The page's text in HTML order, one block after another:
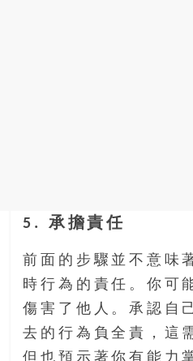
5. 承擔責任
前面的步驟並不意味
時行為的責任。你可
傷害了他人。承認自
去的行為負全責，這